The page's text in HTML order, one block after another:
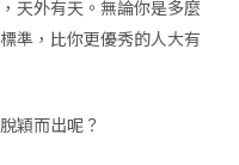
天外有天。無論你是多麼
準，比你更優秀的人大有
穎而出呢？